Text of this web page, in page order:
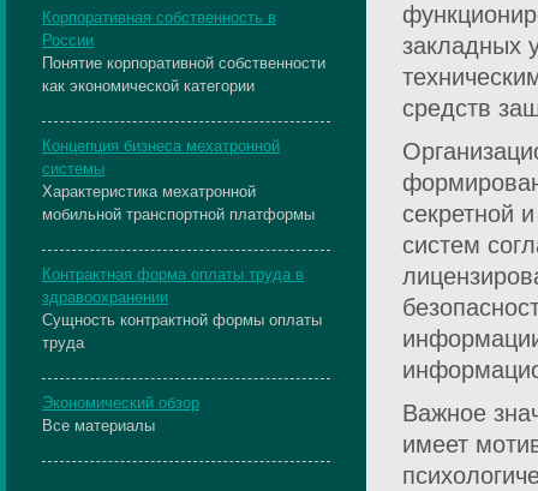
закладных
средств
секретной
систем
Важное
имеет
Корпоративная собственность в
России
Понятие корпоративной собственности
как экономической категории
Концепция бизнеса мехатронной
системы
Характеристика мехатронной
мобильной транспортной платформы
Контрактная форма оплаты труда в
здравоохранении
Сущность контрактной формы оплаты
труда
Экономический обзор
Все материалы